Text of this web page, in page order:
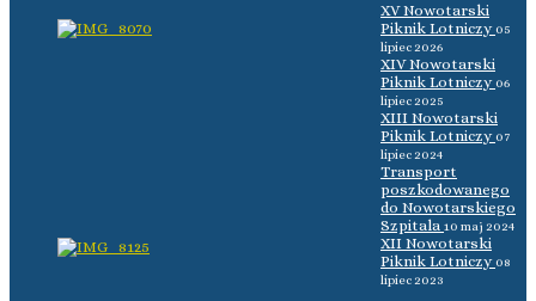
XV Nowotarski
Piknik Lotniczy 05
lipiec 2026
XIV Nowotarski
Piknik Lotniczy 06
lipiec 2025
XIII Nowotarski
Piknik Lotniczy 07
lipiec 2024
Transport
poszkodowanego
do Nowotarskiego
Szpitala 10 maj 2024
XII Nowotarski
Piknik Lotniczy 08
lipiec 2023